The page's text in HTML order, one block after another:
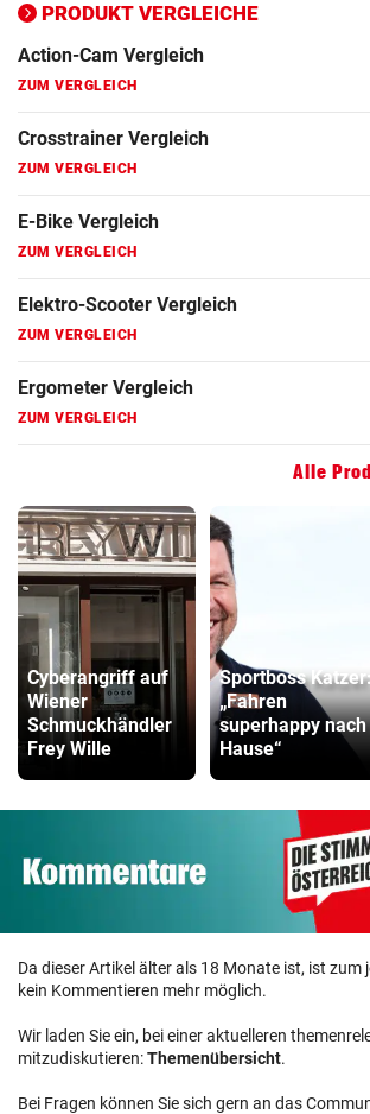
PRODUKT VERGLEICHE
E-Bike Vergleich
ZUM VERGLEICH
Elektro-Scooter Vergleich
ZUM VERGLEICH
Ergometer Vergleich
ZUM VERGLEICH
Fahrrad Test
ZUM VERGLEICH
Fahrradanhänger Vergleich
ZUM VERGLEICH
Hoverboard Vergleich
ZUM VERGLEICH
Kinderfahrrad Vergleich
ZUM VERGLEICH
Alle
Cyberangriff auf
Wiener
Schmuckhändler
Frey Wille
Sportboss
„Fahren
superhappy nach
Hause“
Da dieser Artikel älter als 18 Monate ist, ist zum
kein Kommentieren mehr möglich.
Wir laden Sie ein, bei einer aktuelleren
mitzudiskutieren:Themenübersicht.
Bei Fragen können Sie sich gern an das